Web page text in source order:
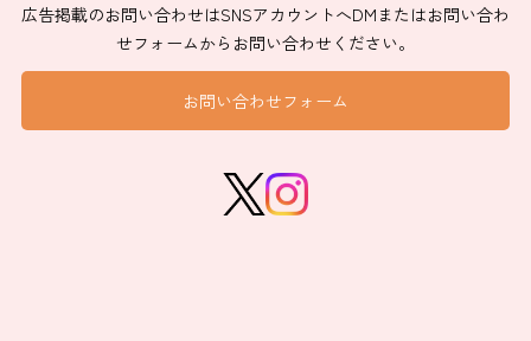
広告掲載のお問い合わせはSNSアカウントへDMまたはお問い合わ
せフォームからお問い合わせください。
お問い合わせフォーム